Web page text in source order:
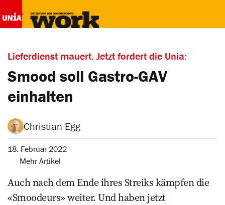
Lieferdienst mauert. Jetzt fordert die Unia:
Smood soll Gastro-GAV
einhalten
Christian Egg
18. Februar 2022
Mehr Artikel
Auch nach dem Ende ihres Streiks kämpfen die
«Smoodeurs» weiter. Und haben jetzt